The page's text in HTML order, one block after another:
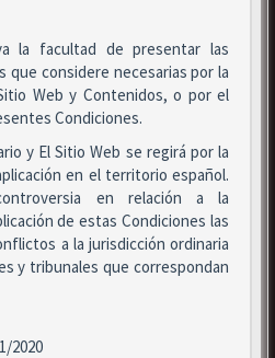
la facultad de presentar las
que considere necesarias por la
Web y Contenidos, o por el
Condiciones.
y El Sitio Web se regirá por la
en el territorio español.
en relación a la
de estas Condiciones las
a la jurisdicción ordinaria
y tribunales que correspondan
2020